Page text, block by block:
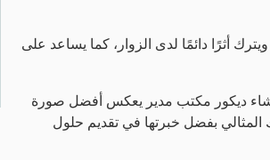
أثرًا دائمًا لدى الزوار، كما يساعد على
ديكور مكتب مدير يعكس أفضل صورة
المثالي بفضل خبرتها في تقديم حلول